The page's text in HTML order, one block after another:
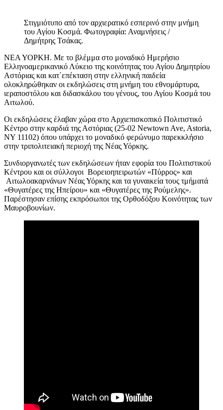
Στιγμιότυπο από τον αρχιερατικό εσπερινό στην μνήμη
του Αγίου Κοσμά. Φωτογραφία: Αναμνήσεις /
Δημήτρης Τσάκας.
ΝΕΑ ΥΟΡΚΗ. Με το βλέμμα στο μοναδικό Ημερήσιο
Ελληνοαμερικανικό Λύκειο της κοινότητας του Αγίου Δημητρίου
Αστόριας και κατ΄επέκταση στην ελληνική παιδεία
ολοκληρώθηκαν οι εκδηλώσεις στη μνήμη του εθνομάρτυρα,
ιεραποστόλου και διδασκάλου του γένους, του Αγίου Κοσμά του
Αιτωλού.
Οι εκδηλώσεις έλαβαν χώρα στο Αρχιεπισκοπικό Πολιτιστικό
Κέντρο στην καρδιά της Αστόριας (25-02 Newtown Ave, Astoria,
NY 11102) όπου υπάρχει το μοναδικό φερώνυμο παρεκκλήσιο
στην τριπολιτειακή περιοχή της Νέας Υόρκης.
Συνδιοργανωτές των εκδηλώσεων ήταν εφορία του Πολιτιστικού
Κέντρου και οι σύλλογοι Βορειοηπειρωτών «Πύρρος» και
Αιτωλοακαρνάνων Νέας Υόρκης και τα γυναικεία τους τμήματά
«Θυγατέρες της Ηπείρου» και «Θυγατέρες της Ρούμελης».
Παρέστησαν επίσης εκπρόσωποι της Ορθοδόξου Κοινότητας των
Μαυροβουνίων.